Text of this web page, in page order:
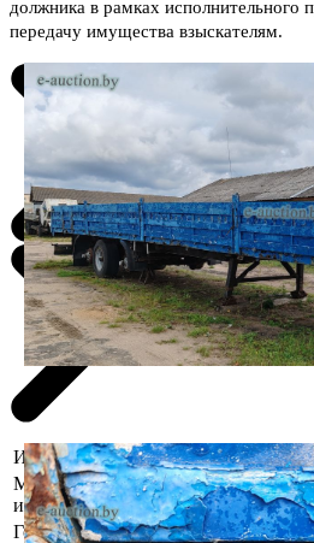
должника в рамках исполнительного
передачу имущества взыскателям.
Информация о предмете торгов
Местоположение
имущества
Брестская
г.
Год выпуска
1995